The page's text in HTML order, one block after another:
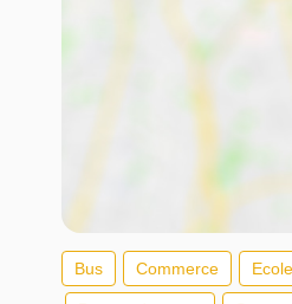
Bus Commerce Ecole